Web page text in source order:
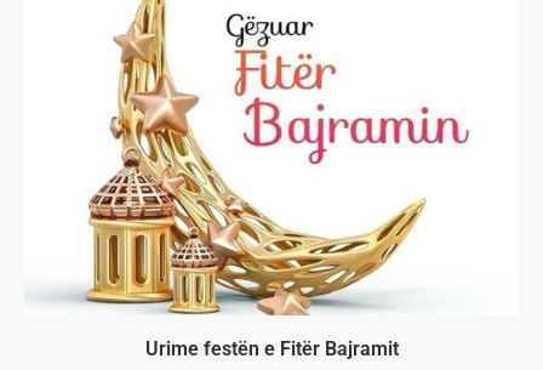
Urime festën e Fitër Bajramit